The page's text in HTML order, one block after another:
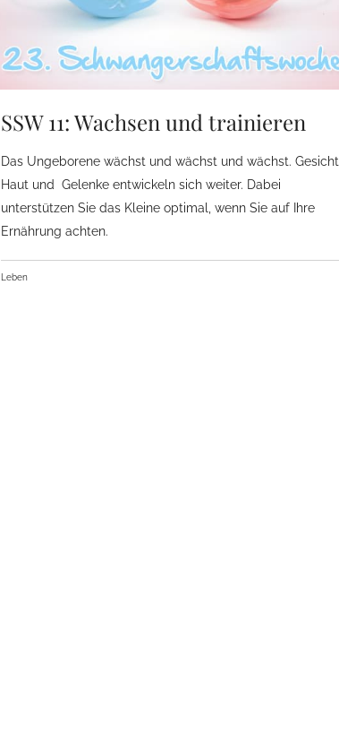
SSW 11: Wachsen und trainieren
Das Ungeborene wächst und wächst und wächst. Gesicht,
Haut und Gelenke entwickeln sich weiter. Dabei
unterstützen Sie das Kleine optimal, wenn Sie auf Ihre
Ernährung achten.
Leben